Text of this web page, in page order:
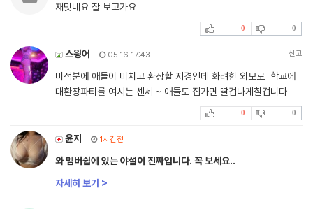
재밋네요 잘 보고가요
0 0
스윙어 05.16 17:43 신고
미적분에 애들이 미치고 환장할 지경인데 화려한 외모로 학교에
대환장파티를 여시는 센세 ~ 애들도 집가면 딸겁나게칠겁니다
0 0
윤지 1시간전
와 멤버쉽에 있는 야설이 진짜입니다. 꼭 보세요..
자세히 보기 >